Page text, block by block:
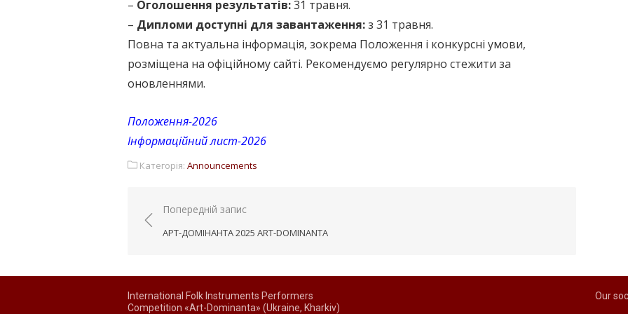
– Оголошення результатів:31 травня.
– Дипломи доступні для завантаження:з 31 травня.
Повна та актуальна інформація, зокрема Положення і конкурсні умови,
розміщена на офіційному сайті. Рекомендуємо регулярно стежити за
оновленнями.
Положення-2026
Інформаційний лист-2026
Категорія: Announcements
Навігація
записів
Попередній запис
АРТ-ДОМІНАНТА 2025 ART-DOMINANTA
International Folk Instruments Performers
Competition «Art-Dominanta» (Ukraine, Kharkiv)
Our